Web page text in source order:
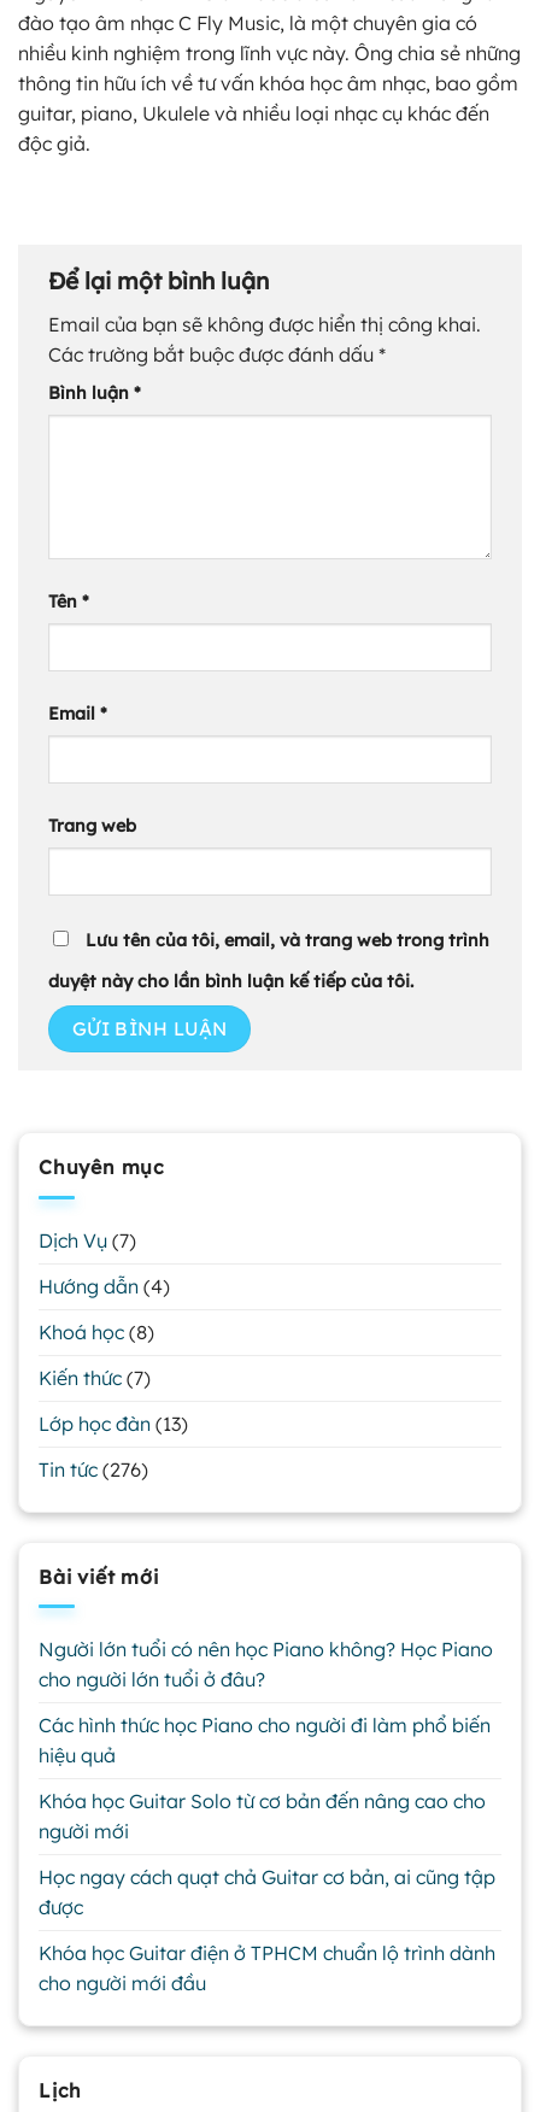
đào tạo âm nhạc C Fly Music, là một chuyên gia có
nhiều kinh nghiệm trong lĩnh vực này. Ông chia sẻ những
thông tin hữu ích về tư vấn khóa học âm nhạc, bao gồm
guitar, piano, Ukulele và nhiều loại nhạc cụ khác đến
độc giả.
Để lại một bình luận
Email của bạn sẽ không được hiển thị công khai.
Các trường bắt buộc được đánh dấu *
Bình luận *
Tên *
Email *
Trang web
Lưu tên của tôi, email, và trang web trong trình
duyệt này cho lần bình luận kế tiếp của tôi.
Chuyên mục
Dịch Vụ (7)
Hướng dẫn (4)
Khoá học (8)
Kiến thức (7)
Lớp học đàn (13)
Tin tức (276)
Bài viết mới
Người lớn tuổi có nên học Piano không? Học Piano
cho người lớn tuổi ở đâu?
Các hình thức học Piano cho người đi làm phổ biến
hiệu quả
Khóa học Guitar Solo từ cơ bản đến nâng cao cho
người mới
Học ngay cách quạt chả Guitar cơ bản, ai cũng tập
được
Khóa học Guitar điện ở TPHCM chuẩn lộ trình dành
cho người mới đầu
Lịch